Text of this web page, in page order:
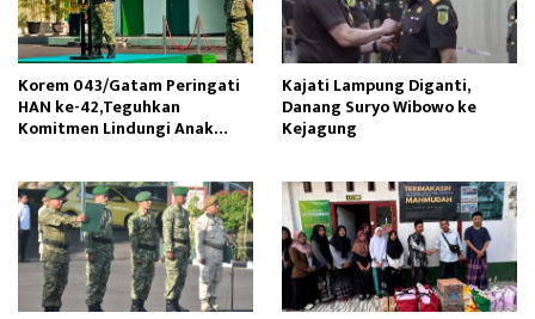
Korem 043/Gatam Peringati
HAN ke-42,Teguhkan
Komitmen Lindungi Anak
Kajati Lampung Diganti,
Danang Suryo Wibowo ke
Kejagung